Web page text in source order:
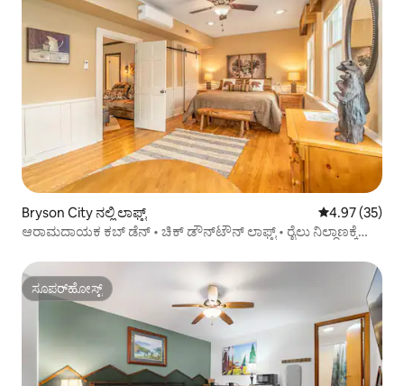
Bryson City ನಲ್ಲಿ ಲಾಫ್ಟ್ 5 ರಲ್ಲಿ 4.97
4.97 (35)
ಆರಾಮದಾಯಕ ಕಬ್ ಡೆನ್ • ಚಿಕ್ ಡೌನ್‌ಟೌನ್ ಲಾಫ್ಟ್ • ರೈಲು ನಿಲ್ದಾಣಕ್ಕೆ
ಸೂಪರ್‌ಹೋಸ್ಟ್
ಸೂಪರ್‌ಹೋಸ್ಟ್